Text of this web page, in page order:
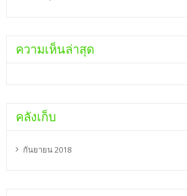
ความเห็นล่าสุด
คลังเก็บ
กันยายน 2018